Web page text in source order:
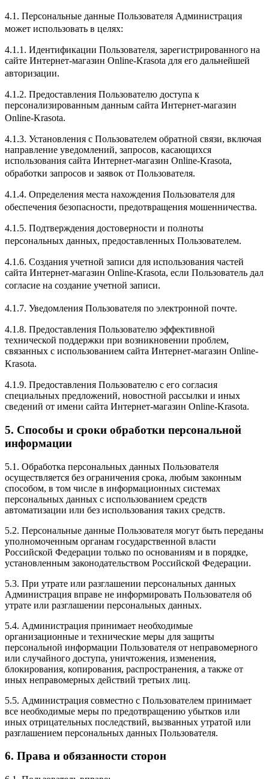
4.1. Персональные данные Пользователя Администрация
может использовать в целях:
4.1.1. Идентификации Пользователя, зарегистрированного на
сайте Интернет-магазин Online-Krasota для его дальнейшей
авторизации.
4.1.2. Предоставления Пользователю доступа к
персонализированным данным сайта Интернет-магазин
Online-Krasota.
4.1.3. Установления с Пользователем обратной связи, включая
направление уведомлений, запросов, касающихся
использования сайта Интернет-магазин Online-Krasota,
обработки запросов и заявок от Пользователя.
4.1.4. Определения места нахождения Пользователя для
обеспечения безопасности, предотвращения мошенничества.
4.1.5. Подтверждения достоверности и полноты
персональных данных, предоставленных Пользователем.
4.1.6. Создания учетной записи для использования частей
сайта Интернет-магазин Online-Krasota, если Пользователь дал
согласие на создание учетной записи.
4.1.7. Уведомления Пользователя по электронной почте.
4.1.8. Предоставления Пользователю эффективной
технической поддержки при возникновении проблем,
связанных с использованием сайта Интернет-магазин Online-
Krasota.
4.1.9. Предоставления Пользователю с его согласия
специальных предложений, новостной рассылки и иных
сведений от имени сайта Интернет-магазин Online-Krasota.
5. Способы и сроки обработки персональной
информации
5.1. Обработка персональных данных Пользователя
осуществляется без ограничения срока, любым законным
способом, в том числе в информационных системах
персональных данных с использованием средств
автоматизации или без использования таких средств.
5.2. Персональные данные Пользователя могут быть переданы
уполномоченным органам государственной власти
Российской Федерации только по основаниям и в порядке,
установленным законодательством Российской Федерации.
5.3. При утрате или разглашении персональных данных
Администрация вправе не информировать Пользователя об
утрате или разглашении персональных данных.
5.4. Администрация принимает необходимые
организационные и технические меры для защиты
персональной информации Пользователя от неправомерного
или случайного доступа, уничтожения, изменения,
блокирования, копирования, распространения, а также от
иных неправомерных действий третьих лиц.
5.5. Администрация совместно с Пользователем принимает
все необходимые меры по предотвращению убытков или
иных отрицательных последствий, вызванных утратой или
разглашением персональных данных Пользователя.
6. Права и обязанности сторон